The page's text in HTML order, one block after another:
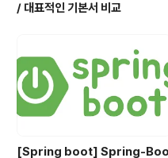
/ 대표적인 기본서 비교
[Spring boot] Spring-Boo